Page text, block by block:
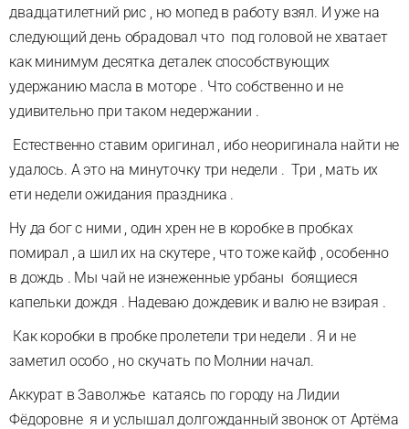
двадцатилетний рис , но мопед в работу взял. И уже на
следующий день обрадовал что под головой не хватает
как минимум десятка деталек способствующих
удержанию масла в моторе . Что собственно и не
удивительно при таком недержании .
Естественно ставим оригинал , ибо неоригинала найти не
удалось. А это на минуточку три недели . Три , мать их
ети недели ожидания праздника .
Ну да бог с ними , один хрен не в коробке в пробках
помирал , а шил их на скутере , что тоже кайф , особенно
в дождь . Мы чай не изнеженные урбаны боящиеся
капельки дождя . Надеваю дождевик и валю не взирая .
Как коробки в пробке пролетели три недели . Я и не
заметил особо , но скучать по Молнии начал.
Аккурат в Заволжье катаясь по городу на Лидии
Фёдоровне я и услышал долгожданный звонок от Артёма